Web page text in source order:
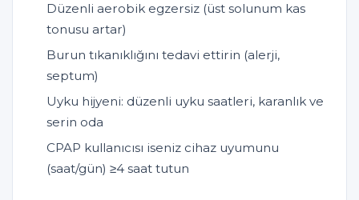
Düzenli aerobik egzersiz (üst solunum kas
tonusu artar)
Burun tıkanıklığını tedavi ettirin (alerji,
septum)
Uyku hijyeni: düzenli uyku saatleri, karanlık ve
serin oda
CPAP kullanıcısı iseniz cihaz uyumunu
(saat/gün) ≥4 saat tutun